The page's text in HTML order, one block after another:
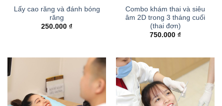
Lấy cao răng và đánh bóng
răng
250.000 ₫
Combo khám thai và siêu
âm 2D trong 3 tháng cuối
(thai đơn)
750.000 ₫